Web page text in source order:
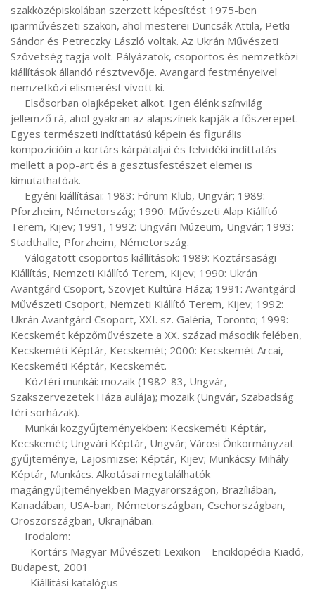
szakközépiskolában szerzett képesítést 1975-ben
iparművészeti szakon, ahol mesterei Duncsák Attila, Petki
Sándor és Petreczky László voltak. Az Ukrán Művészeti
Szövetség tagja volt. Pályázatok, csoportos és nemzetközi
kiállítások állandó résztvevője. Avangard festményeivel
nemzetközi elismerést vívott ki.
jellemző rá, ahol gyakran az alapszínek kapják a főszerepet.
Egyes természeti indíttatású képein és figurális
kompozícióin a kortárs kárpátaljai és felvidéki indíttatás
mellett a pop-art és a gesztusfestészet elemei is
kimutathatóak.
Pforzheim, Németország; 1990: Művészeti Alap Kiállító
Terem, Kijev; 1991, 1992: Ungvári Múzeum, Ungvár; 1993:
Stadthalle, Pforzheim, Németország.
Kiállítás, Nemzeti Kiállító Terem, Kijev; 1990: Ukrán
Avantgárd Csoport, Szovjet Kultúra Háza; 1991: Avantgárd
Művészeti Csoport, Nemzeti Kiállító Terem, Kijev; 1992:
Ukrán Avantgárd Csoport, XXI. sz. Galéria, Toronto; 1999:
Kecskemét képzőművészete a XX. század második felében,
Kecskeméti Képtár, Kecskemét; 2000: Kecskemét Arcai,
Kecskeméti Képtár, Kecskemét.
Szakszervezetek Háza aulája); mozaik (Ungvár, Szabadság
téri sorházak).
Kecskemét; Ungvári Képtár, Ungvár; Városi Önkormányzat
gyűjteménye, Lajosmizse; Képtár, Kijev; Munkácsy Mihály
Képtár, Munkács. Alkotásai megtalálhatók
magángyűjteményekben Magyarországon, Brazíliában,
Kanadában, USA-ban, Németországban, Csehországban,
Oroszországban, Ukrajnában.
Budapest, 2001
       Kiállítási katalógus